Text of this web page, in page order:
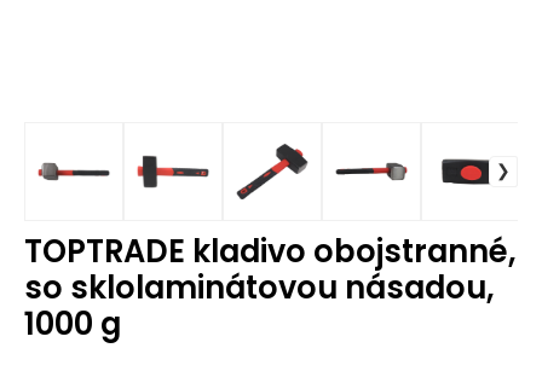
TOPTRADE kladivo obojstranné,
so sklolaminátovou násadou,
1000 g